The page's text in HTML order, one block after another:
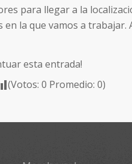
para llegar a la
la que vamos a
esta entrada!
(Votos: 0 Promedio: 0)